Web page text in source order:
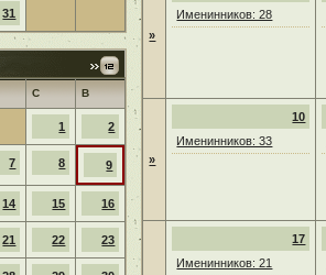
31
С В
1 2
7 8 9
14 15 16
21 22 23
»
Именинников: 28
»
10
Именинников: 33
17
Именинников: 21